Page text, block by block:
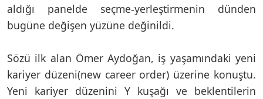
aldığı panelde seçme-yerleştirmenin dünden
bugüne değişen yüzüne değinildi.
Sözü ilk alan Ömer Aydoğan, iş yaşamındaki yeni
kariyer düzeni(new career order) üzerine konuştu.
Yeni kariyer düzenini Y kuşağı ve beklentilerin